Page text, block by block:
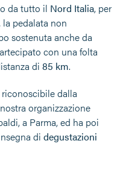
da tutto il Nord Italia, per
, la pedalata non
sostenuta anche da
con una folta
di 85 km.
dalla
organizzazione
a Parma, ed ha poi
di degustazioni